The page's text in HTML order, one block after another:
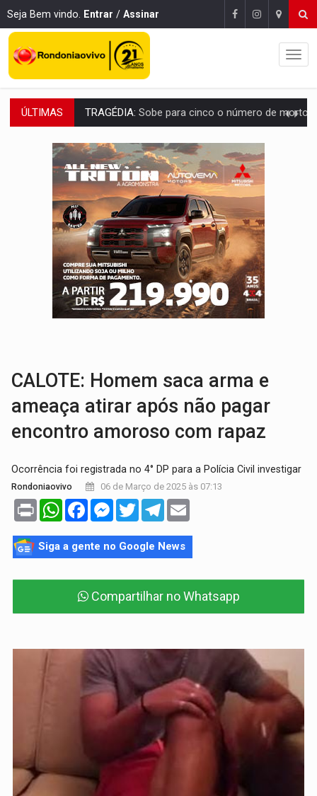
Seja Bem vindo. Entrar / Assinar
ÚLTIMAS TRANSPORTE DE ARROZ:MPF assegura cumprimento da legislação sobre transporte
DEEPFAKE:Sancionada lei contra violência sexual infantil na
COLEGIADO:Brasil e Rússia discutem energia nuclear, defesa e
URGENTE:Colisão entre caminhão e carro deixa quatro mortos e um em
ENCONTRO:Amazônia Negra ganha projeção nacional com participação de
PREVISÃO:Porto Velho tem chances de chuvas isoladas nesta
SINDICATOS UNIDOS:Assembleia Geral delibera greve da educação
PROCESSO SELETIVO:Rondoniaovivo abre oficina de Comunicação com
CALOTE: Homem saca arma e
ameaça atirar após não pagar
encontro amoroso com rapaz
Ocorrência foi registrada no 4° DP para a Polícia Civil investigar
Rondoniaovivo 06 de Março de 2025 às 07:13
Print WhatsAppFacebookMessenger
TwitterTelegram
Siga a gente no Google News
Compartilhar no Whatsapp